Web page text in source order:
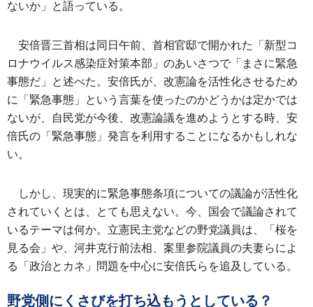
ないか」と語っている。
安倍晋三首相は同日午前、首相官邸で開かれた「新型コ
ロナウイルス感染症対策本部」のあいさつで「まさに緊急
事態だ」と述べた。安倍氏が、改憲論を活性化させるため
に「緊急事態」という言葉を使ったのかどうかは定かでは
ないが、自民党が今後、改憲論議を進めようとする時、安
倍氏の「緊急事態」発言を利用することになるかもしれな
い。
しかし、現実的に緊急事態条項についての議論が活性化
されていくとは、とても思えない。今、国会で議論されて
いるテーマは何か。立憲民主党などの野党議員は、「桜を
見る会」や、河井克行前法相、案里参院議員の夫妻らによ
る「政治とカネ」問題を中心に安倍氏らを追及している。
野党側にくさびを打ち込もうとしている？